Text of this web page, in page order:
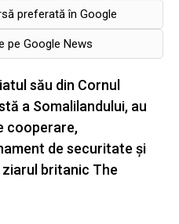
preferată în Google
pe Google News
său din Cornul
a Somalilandului, au
cooperare,
de securitate și
britanic The